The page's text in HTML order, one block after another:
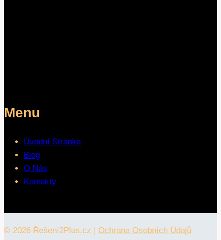
Menu
Úvodní Stránka
Blog
O Nás
Kontakty
© 2026 Řešení2Plus.cz | Ochrana Osobních Údajů